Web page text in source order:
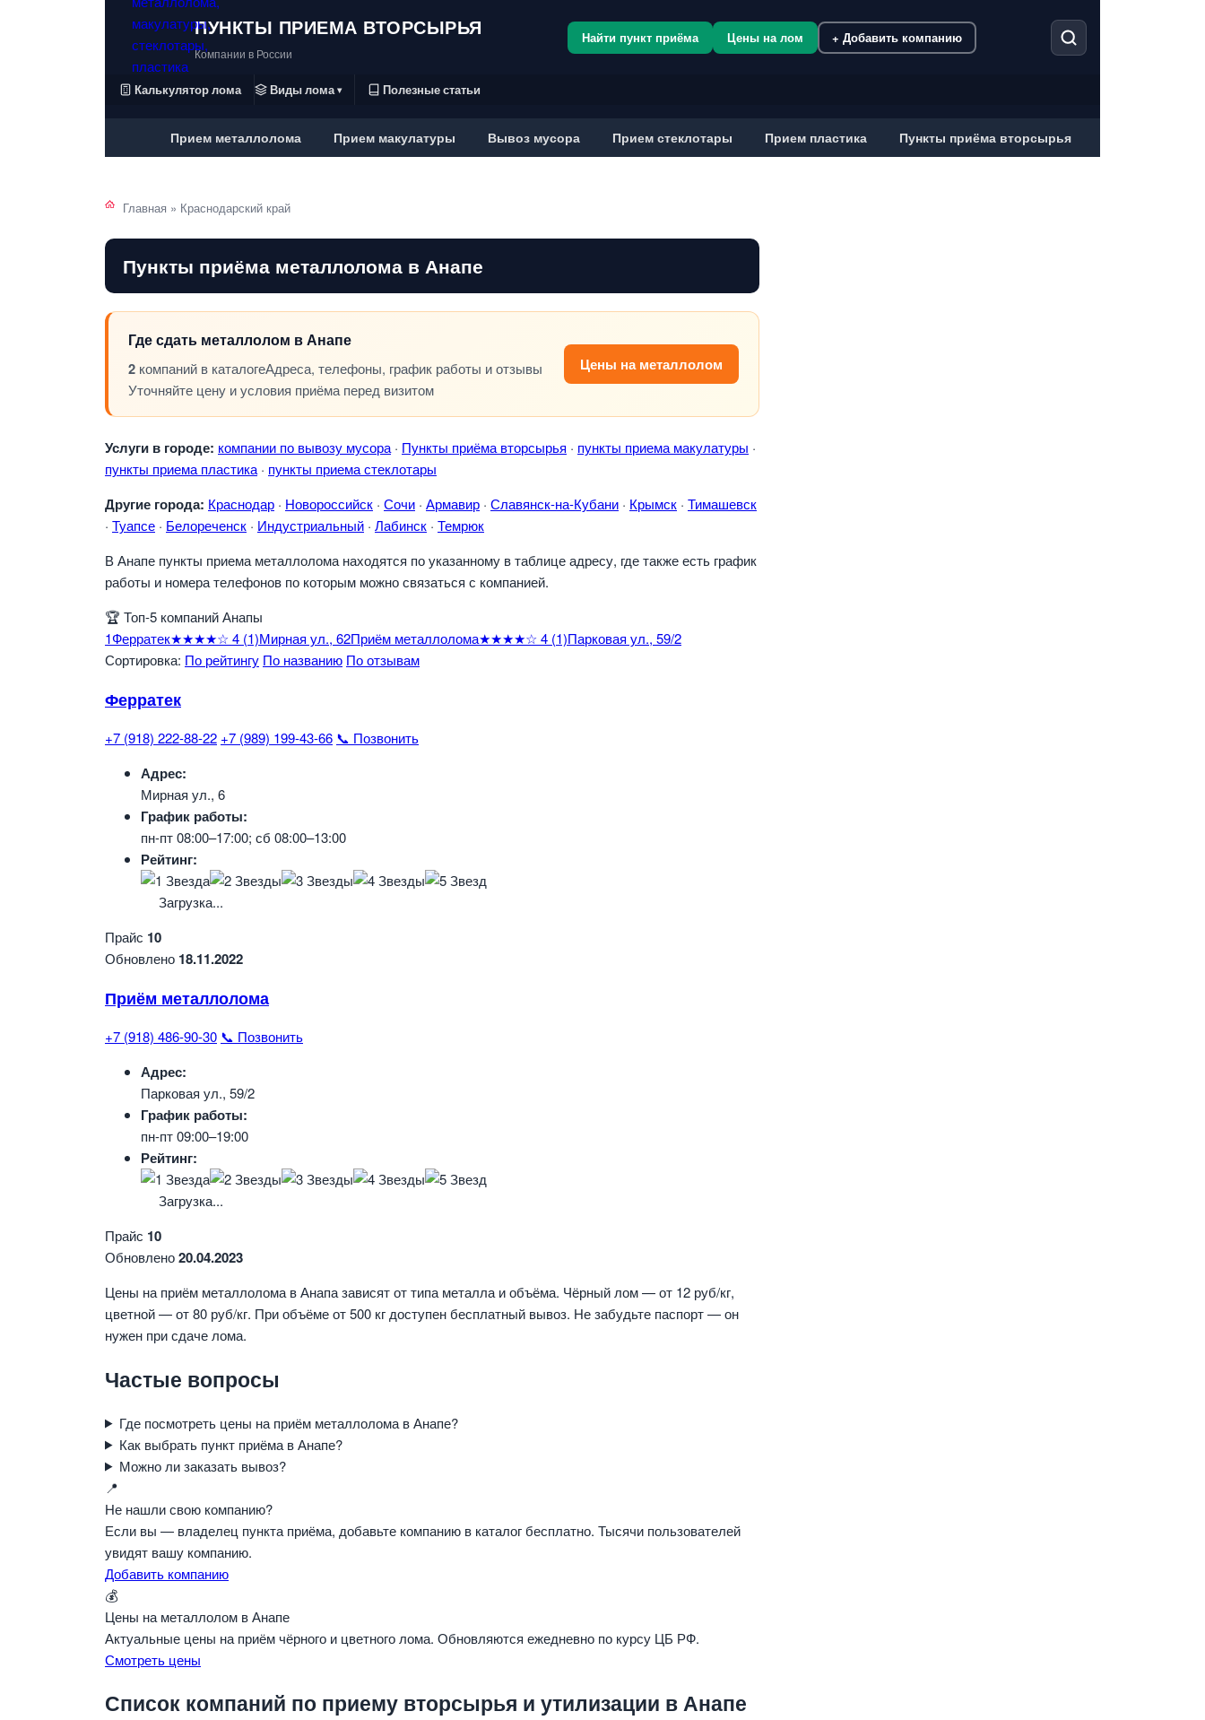
ПУНКТЫ ПРИЕМА ВТОРСЫРЬЯ
Компании в России
Найти пункт приёма Цены на лом + Добавить компанию
Калькулятор лома Виды лома ▾ Полезные статьи
Прием металлолома Прием макулатуры Вывоз мусора Прием стеклотары Прием пластика Пункты приёма вторсырья
Главная » Краснодарский край
Пункты приёма металлолома в Анапе
Где сдать металлолом в Анапе
2 компаний в каталогеАдреса, телефоны, график работы и отзывы
Уточняйте цену и условия приёма перед визитом
Цены на металлолом
Услуги в городе: компании по вывозу мусора · Пункты приёма вторсырья · пункты приема макулатуры ·
пункты приема пластика · пункты приема стеклотары
Другие города: Краснодар · Новороссийск · Сочи · Армавир · Славянск-на-Кубани · Крымск · Тимашевск
· Туапсе · Белореченск · Индустриальный · Лабинск · Темрюк
В Анапе пункты приема металлолома находятся по указанному в таблице адресу, где также есть график
работы и номера телефонов по которым можно связаться с компанией.
🏆 Топ-5 компаний Анапы
1Ферратек★★★★☆ 4 (1)Мирная ул., 62Приём металлолома★★★★☆ 4 (1)Парковая ул., 59/2
Сортировка: По рейтингу По названию По отзывам
Ферратек
+7 (918) 222-88-22 +7 (989) 199-43-66 📞 Позвонить
Адрес:
Мирная ул., 6
График работы:
пн-пт 08:00–17:00; сб 08:00–13:00
Рейтинг:
Загрузка...
Прайс 10
Обновлено 18.11.2022
Приём металлолома
+7 (918) 486-90-30 📞 Позвонить
Адрес:
Парковая ул., 59/2
График работы:
пн-пт 09:00–19:00
Рейтинг:
Загрузка...
Прайс 10
Обновлено20.04.2023
Цены на приём металлолома в Анапа зависят от типа металла и объёма. Чёрный лом — от 12 руб/кг,
цветной — от 80 руб/кг. При объёме от 500 кг доступен бесплатный вывоз. Не забудьте паспорт — он
нужен при сдаче лома.
Частые вопросы
Где посмотреть цены на приём металлолома в Анапе?
Как выбрать пункт приёма в Анапе?
Можно ли заказать вывоз?
📍
Не нашли свою компанию?
Если вы — владелец пункта приёма, добавьте компанию в каталог бесплатно. Тысячи пользователей
увидят вашу компанию.
Добавить компанию
💰
Цены на металлолом в Анапе
Актуальные цены на приём чёрного и цветного лома. Обновляются ежедневно по курсу ЦБ РФ.
Смотреть цены
Список компаний по приему вторсырья и утилизации в Анапе